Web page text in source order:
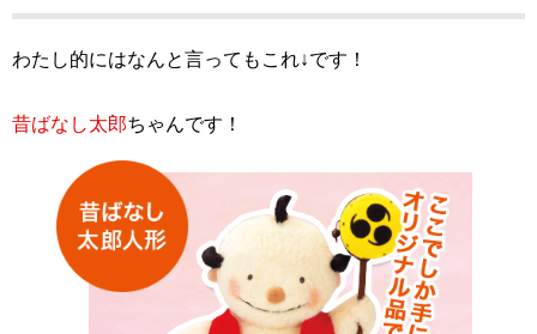
わたし的にはなんと言ってもこれ↓です！
昔ばなし太郎ちゃんです！